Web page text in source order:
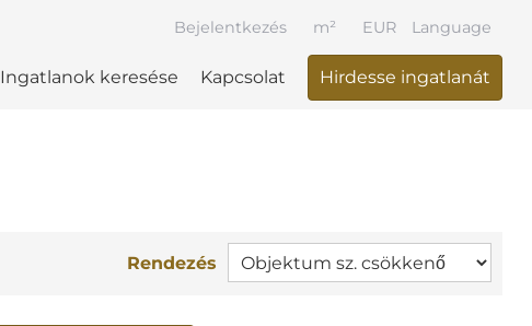
Language
Ingatlanok keresése Kapcsolat Hirdesse ingatlanát
Bejelentkezés EUR
m²
Rendezés